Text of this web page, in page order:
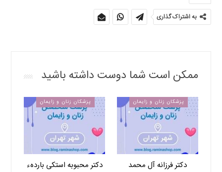
به اشتراک گذاری
ممکن است شما دوست داشته باشید
پزشکان زنان و زایمان
دکتر فرزانه آل محمد
پزشکان زنان و زایمان
دکتر محبوبه استکی باردهء